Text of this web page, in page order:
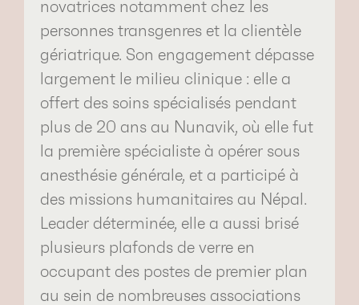
novatrices notamment chez les
personnes transgenres et la clientèle
gériatrique. Son engagement dépasse
largement le milieu clinique : elle a
offert des soins spécialisés pendant
plus de 20 ans au Nunavik, où elle fut
la première spécialiste à opérer sous
anesthésie générale, et a participé à
des missions humanitaires au Népal.
Leader déterminée, elle a aussi brisé
plusieurs plafonds de verre en
occupant des postes de premier plan
au sein de nombreuses associations